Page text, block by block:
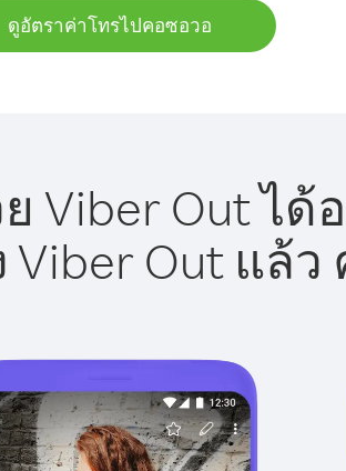
ดูอัตราค่าโทรไปคอซอวอ
Viber Out ได้
Out แล้